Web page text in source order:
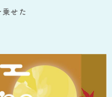
乗せた